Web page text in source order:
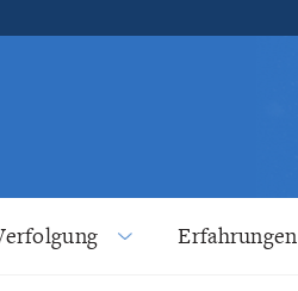
Erfahrungen